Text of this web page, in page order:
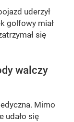
uderzył
golfowy miał
się
walczy
Mimo
udało się